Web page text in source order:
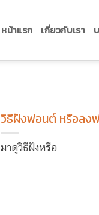
หน้าแรก เกี่ยวกับเรา
วิธีฝังฟอนต์ หรือลง
มาดูวิธีฝังหรือ